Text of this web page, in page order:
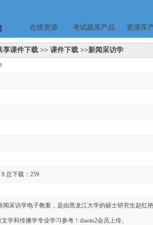
在线资源 考试题库产品 资源库
享课件下载 >> 课件下载 >>新闻采访学
总下载：259
闻采访学电子教案，是由黑龙江大学的硕士研究生赵红
学和传播学专业学习参考！diaotu2会员上传。